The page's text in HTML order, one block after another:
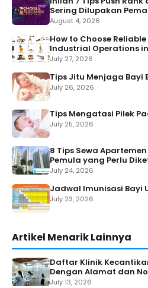
Sering Dilupakan
August 4, 2026
How to Choose
Industrial Operations
July 27, 2026
Tips Jitu Menjaga Bayi
July 26, 2026
Tips Mengatasi Pilek
July 25, 2026
8 Tips Sewa
Pemula yang Perlu
July 24, 2026
Jadwal Imunisasi Bayi
July 23, 2026
Artikel Menarik Lainnya
Daftar Klinik
Dengan Alamat dan
July 13, 2026